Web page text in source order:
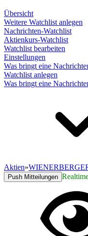
Übersicht
Weitere Watchlist anlegen
Nachrichten-Watchlist
Aktienkurs-Watchlist
Watchlist bearbeiten
Einstellungen
Was bringt eine
Watchlist anlegen
Was bringt eine
Aktien»
Push Mitteilungen